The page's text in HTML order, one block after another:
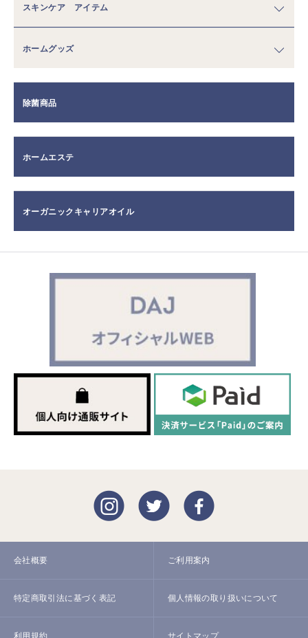
スキンケア アイテム
ホームグッズ
除菌商品
ホームエステ
オーガニックキャリアオイル
会社概要 ご利用案内
特定商取引法に基づく表記 個人情報の取り扱いについて
利用規約 サイトマップ